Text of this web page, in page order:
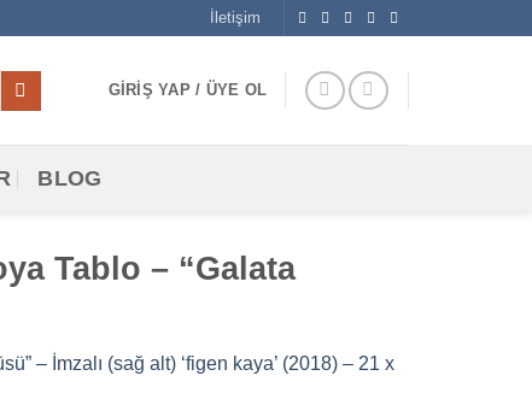
İletişim
GIRIŞ YAP / ÜYE OL
BLOG
Tablo – “Galata
– İmzalı (sağ alt) ‘figen kaya’ (2018) – 21 x